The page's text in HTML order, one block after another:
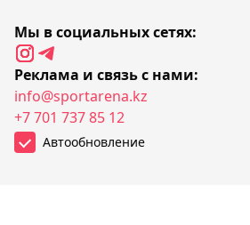
Мы в социальных сетях:
Реклама и связь с нами:
info@sportarena.kz
+7 701 737 85 12
Автообновление